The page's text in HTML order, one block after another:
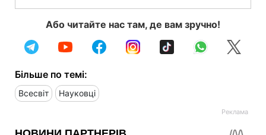
Або читайте нас там, де вам зручно!
Більше по темі:
Всесвіт Науковці